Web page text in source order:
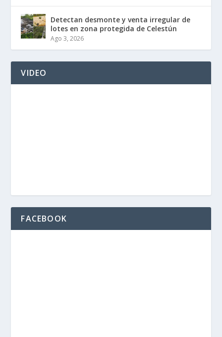
Detectan desmonte y venta irregular de
lotes en zona protegida de Celestún
Ago 3, 2026
VIDEO
FACEBOOK